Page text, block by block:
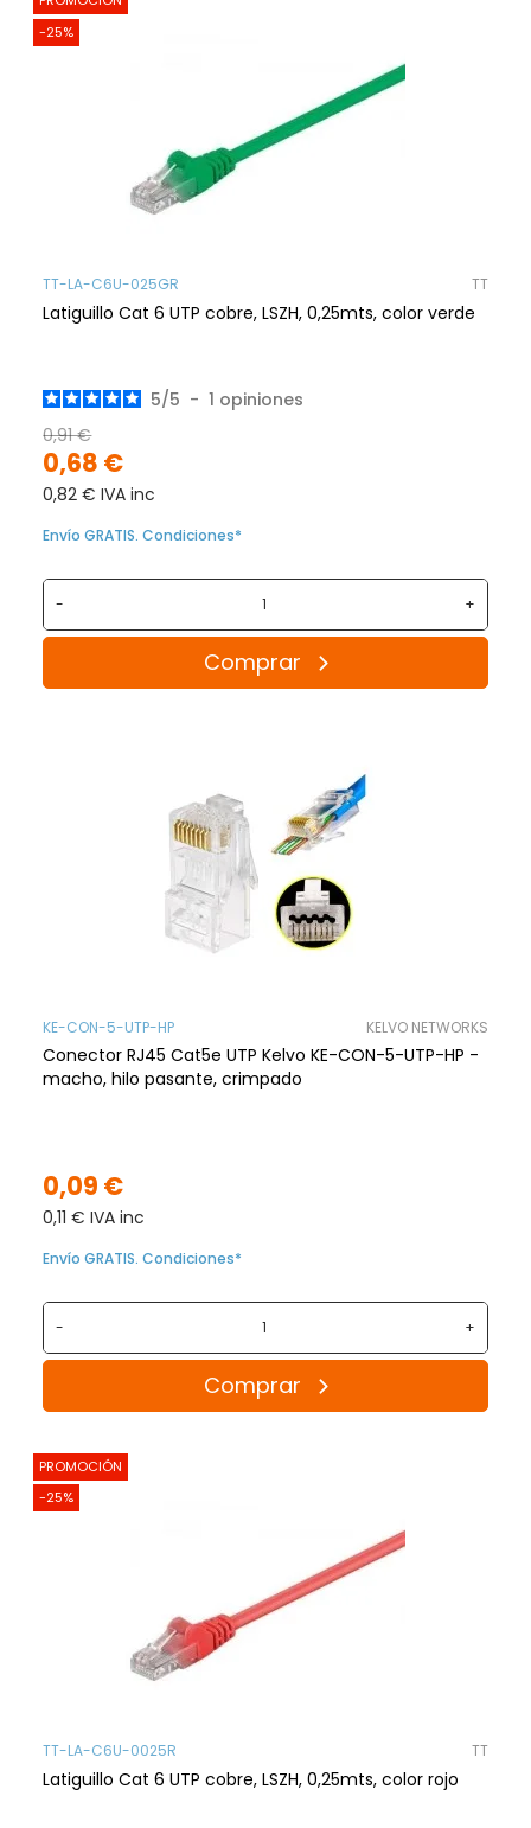
-25%
TT-LA-C6U-025GR TT
Latiguillo Cat 6 UTP cobre, LSZH, 0,25mts, color verde
5/5 - 1 opiniones
0,68 €
0,91 €
0,82 € IVA inc
Envío GRATIS. Condiciones*
- +
Comprar
KE-CON-5-UTP-HP KELVO NETWORKS
Conector RJ45 Cat5e UTP Kelvo KE-CON-5-UTP-HP -
macho, hilo pasante, crimpado
0,09 €
0,11 € IVA inc
Envío GRATIS. Condiciones*
- +
Comprar
PROMOCIÓN
-25%
TT-LA-C6U-0025R TT
Latiguillo Cat 6 UTP cobre, LSZH, 0,25mts, color rojo